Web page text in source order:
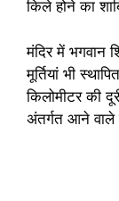
किले होने का
मंदिर में भगवान
मूर्तियां भी
किलोमीटर की
अंतर्गत आने वाले